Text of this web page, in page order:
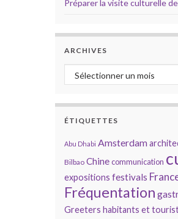
Préparer la visite culturelle
ARCHIVES
Archives
ÉTIQUETTES
Abu Dhabi Amsterdam
Bilbao Chinecommunication
expositions festivals
Fréquentation
Greeters habitants et